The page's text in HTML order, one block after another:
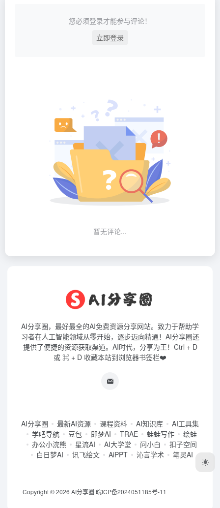
您必须登录才能参与评论！
立即登录
暂无评论...
AI分享圈，最好最全的AI免费资源分享网站。致力于帮助学
习者在人工智能领域从零开始，逐步迈向精通！AI分享圈还
提供了便捷的资源获取渠道。AI时代，分享为王！Ctrl + D
或 ⌘ + D 收藏本站到浏览器书签栏❤️
AI分享圈 最新AI资源 课程资料 AI知识库
AI工具集
学吧导航
豆包 即梦AI TRAE 蛙蛙写作
绘蛙
办公小浣熊
星流AI AI大学堂 问小白
扣子空间
白日梦AI
讯飞绘文 AiPPT 沁言学术 笔灵AI
Copyright © 2026 AI分享圈 皖ICP备2024051185号-11